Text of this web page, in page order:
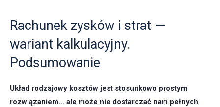
Rachunek zysków i strat —
wariant kalkulacyjny.
Podsumowanie
Układ rodzajowy kosztów jest stosunkowo prostym
rozwiązaniem… ale może nie dostarczać nam pełnych